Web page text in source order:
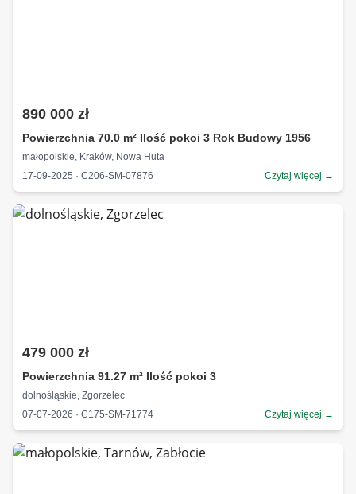
890 000 zł
Powierzchnia 70.0 m² Ilość pokoi 3 Rok Budowy 1956
małopolskie, Kraków, Nowa Huta
17-09-2025 · C206-SM-07876
Czytaj więcej →
479 000 zł
Powierzchnia 91.27 m² Ilość pokoi 3
dolnośląskie, Zgorzelec
07-07-2026 · C175-SM-71774
Czytaj więcej →